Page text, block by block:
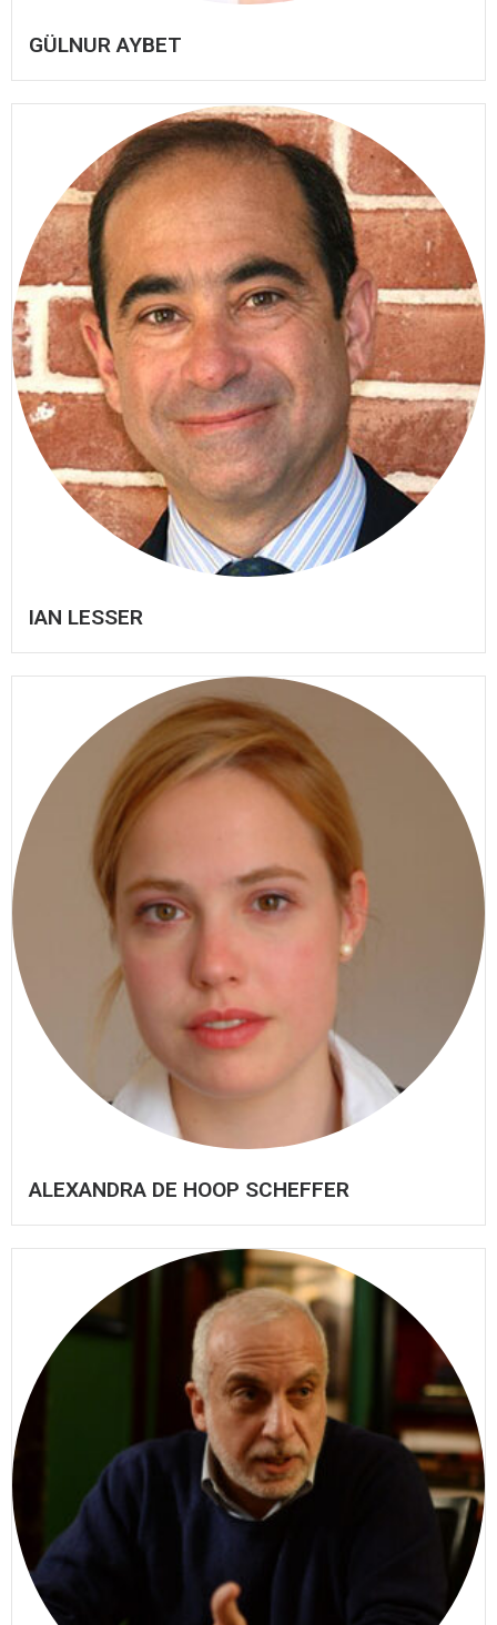
GÜLNUR AYBET
IAN LESSER
ALEXANDRA DE HOOP SCHEFFER